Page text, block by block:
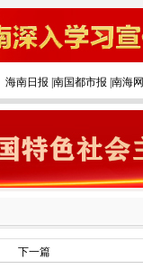
海南日报 南国都市报 南海网
下一篇